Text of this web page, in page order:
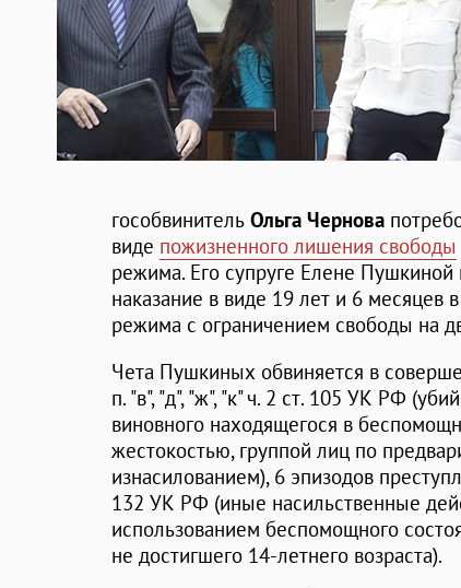
гособвинитель Ольга Чернова
виде пожизненного лишения свободы
режима. Его супруге Елене Пушкиной
наказание в виде 19 лет и 6 месяцев
режима с ограничением свободы на
Чета Пушкиных обвиняется в
п. "в", "д", "ж", "к" ч. 2 ст. 105 УК РФ
виновного находящегося в
жестокостью, группой лиц по
изнасилованием), 6 эпизодов
132 УК РФ (иные насильственные
использованием беспомощного
не достигшего 14-летнего возраста).